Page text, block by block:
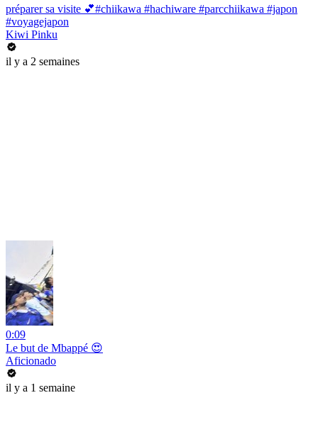
préparer sa visite 💕#chiikawa #hachiware #parcchiikawa #japon
#voyagejapon
Kiwi Pinku
il y a 2 semaines
0:09
Le but de Mbappé 😍
Aficionado
il y a 1 semaine